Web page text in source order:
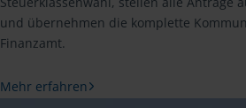
und übernehmen die komplette
Finanzamt.
Mehr erfahren